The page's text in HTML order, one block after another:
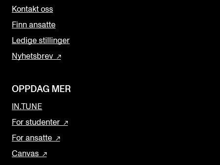
Kontakt oss
Finn ansatte
Ledige stillinger
Nyhetsbrev
OPPDAG MER
IN.TUNE
For studenter
For ansatte
Canvas